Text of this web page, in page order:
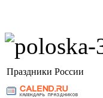
Праздники России